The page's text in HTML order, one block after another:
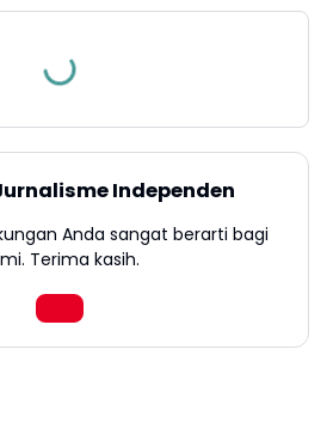
Independen
Anda sangat berarti bagi
Terima kasih.